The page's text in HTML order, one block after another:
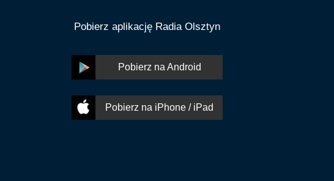
Pobierz aplikację Radia Olsztyn
Pobierz na Android
Pobierz na iPhone / iPad